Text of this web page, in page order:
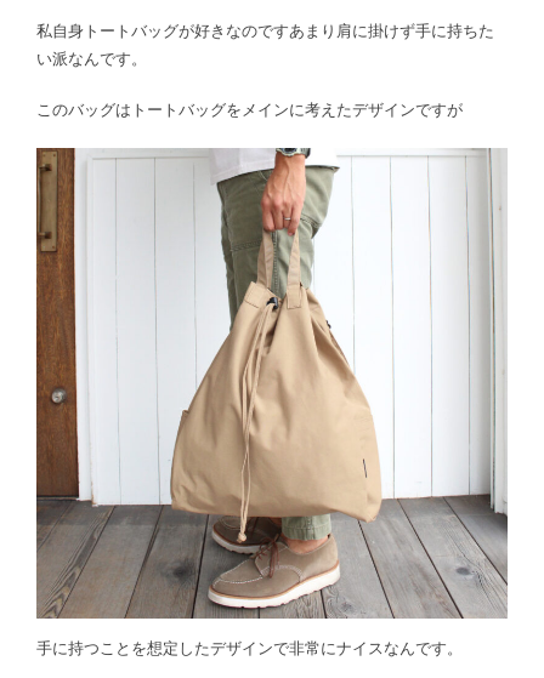
私自身トートバッグが好きなのですあまり肩に掛けず手に持ちた
い派なんです。
このバッグはトートバッグをメインに考えたデザインですが
手に持つことを想定したデザインで非常にナイスなんです。